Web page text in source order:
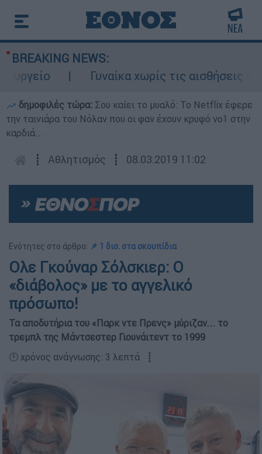
BREAKING NEWS:
Γυναίκα χωρίς τις αισθήσεις της
δημοφιλές τώρα: Σου καίει το μυαλό: Το Netflix έφερε
την ταινιάρα του Νόλαν που οι φαν έχουν κρυφό νο1 στην
καρδιά...
┋ Αθλητισμός ┋ 08.03.2019 11:02
Ενότητες στο άρθρο: 📌 1 δισ. στα σκουπίδια
Ολε Γκούναρ Σόλσκιερ: Ο
«διάβολος» µε το αγγελικό
πρόσωπο!
Τα αποδυτήρια του «Παρκ ντε Πρενς» µύριζαν... το
τρεµπλ της Μάντσεστερ Γιουνάιτεντ το 1999
🕛 χρόνος ανάγνωσης: 3 λεπτά ┋